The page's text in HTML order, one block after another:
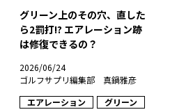
グリーン上のその穴、直した
ら2罰打!? エアレーション跡
は修復できるの？
2026/06/24
ゴルフサプリ編集部 真鍋雅彦
エアレーション
グリーン